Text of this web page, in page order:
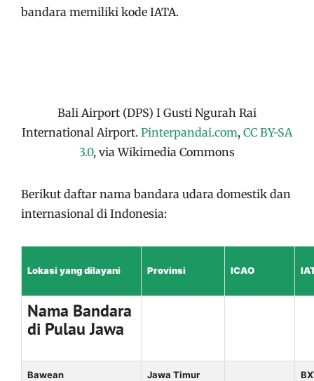
bandara memiliki kode IATA.
Bali Airport (DPS) I Gusti Ngurah Rai
International Airport. Pinterpandai.com, CC BY-SA
3.0, via Wikimedia Commons
Berikut daftar nama bandara udara domestik dan
internasional di Indonesia:
Lokasi yang dilayani Provinsi ICAO
Nama Bandara
di Pulau Jawa
Bawean Jawa Timur